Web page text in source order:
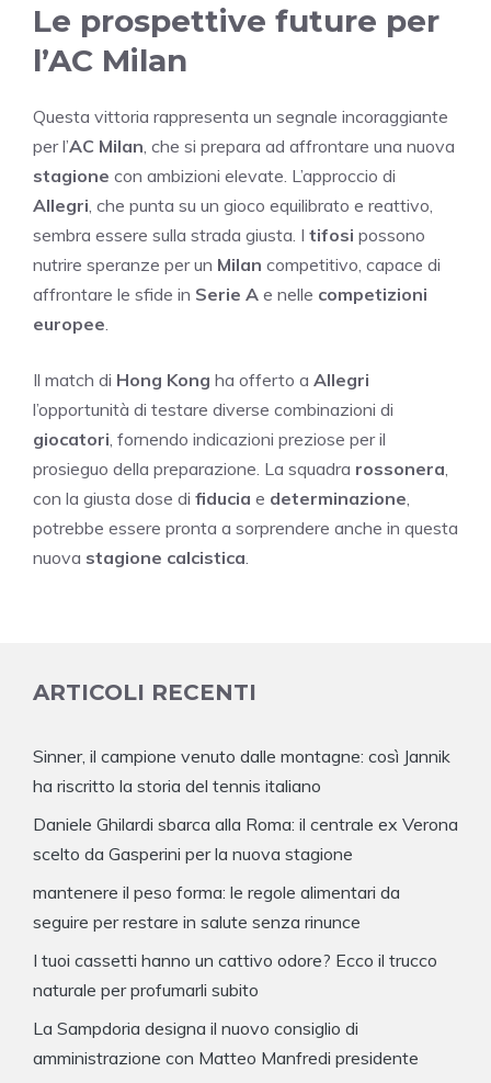
Le prospettive future per
l’AC Milan
Questa vittoria rappresenta un segnale incoraggiante
per l’AC Milan , che si prepara ad affrontare una nuova
stagione con ambizioni elevate. L’approccio di
Allegri , che punta su un gioco equilibrato e reattivo,
sembra essere sulla strada giusta. I tifosi possono
nutrire speranze per un Milan competitivo, capace di
affrontare le sfide in Serie A e nelle competizioni
europee
Il match di Hong Kong ha offerto a Allegri
l’opportunità di testare diverse combinazioni di
giocatori , fornendo indicazioni preziose per il
prosieguo della preparazione. La squadra rossonera
con la giusta dose di fiducia e determinazione
potrebbe essere pronta a sorprendere anche in questa
nuova stagione calcistica
ARTICOLI RECENTI
Sinner, il campione venuto dalle montagne: così Jannik
ha riscritto la storia del tennis italiano
Daniele Ghilardi sbarca alla Roma: il centrale ex Verona
scelto da Gasperini per la nuova stagione
mantenere il peso forma: le regole alimentari da
seguire per restare in salute senza rinunce
I tuoi cassetti hanno un cattivo odore? Ecco il trucco
naturale per profumarli subito
La Sampdoria designa il nuovo consiglio di
amministrazione con Matteo Manfredi presidente